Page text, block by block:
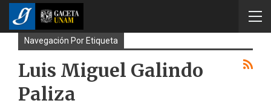
Navegación Por Etiqueta
Luis Miguel Galindo
Paliza